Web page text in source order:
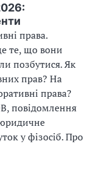
права.
те, що вони
позбутися. Як
прав? На
права?
повідомлення
у фізосіб. Про